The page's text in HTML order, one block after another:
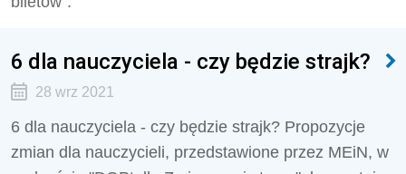
6 dla nauczyciela - czy będzie strajk?
28 wrz 2021
6 dla nauczyciela - czy będzie strajk? Propozycje
zmian dla nauczycieli, przedstawione przez MEiN, w